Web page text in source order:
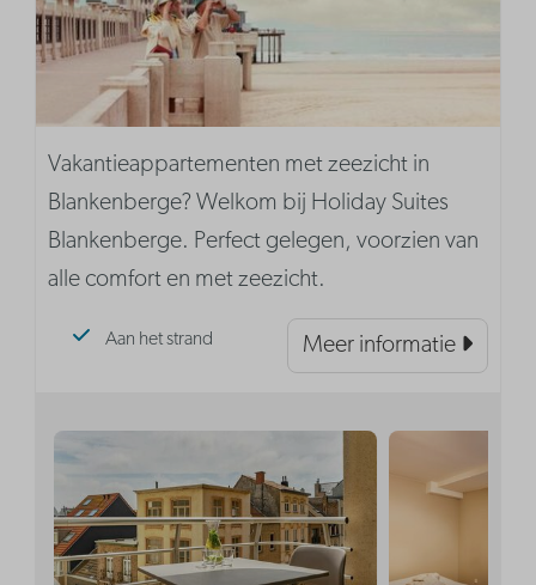
Vakantieappartementen met zeezicht in
Blankenberge? Welkom bij Holiday Suites
Blankenberge. Perfect gelegen, voorzien van
alle comfort en met zeezicht.
Aan het strand Meer informatie